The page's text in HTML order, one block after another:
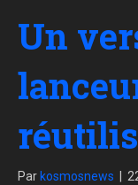
Un
Par kosmosnews